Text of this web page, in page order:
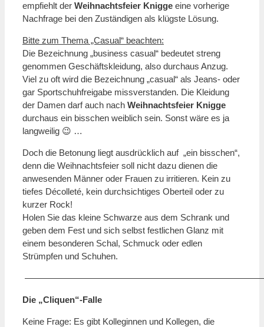
empfiehlt der Weihnachtsfeier Knigge eine vorherige
Nachfrage bei den Zuständigen als klügste Lösung.
Bitte zum Thema „Casual“ beachten:
Die Bezeichnung „business casual“ bedeutet streng
genommen Geschäftskleidung, also durchaus Anzug.
Viel zu oft wird die Bezeichnung „casual“ als Jeans- oder
gar Sportschuhfreigabe missverstanden. Die Kleidung
der Damen darf auch nach Weihnachtsfeier Knigge
durchaus ein bisschen weiblich sein. Sonst wäre es ja
langweilig 😉 …
Doch die Betonung liegt ausdrücklich auf „ein bisschen“,
denn die Weihnachtsfeier soll nicht dazu dienen die
anwesenden Männer oder Frauen zu irritieren. Kein zu
tiefes Décolleté, kein durchsichtiges Oberteil oder zu
kurzer Rock!
Holen Sie das kleine Schwarze aus dem Schrank und
geben dem Fest und sich selbst festlichen Glanz mit
einem besonderen Schal, Schmuck oder edlen
Strümpfen und Schuhen.
Die „Cliquen“-Falle
Keine Frage: Es gibt Kolleginnen und Kollegen, die